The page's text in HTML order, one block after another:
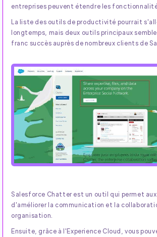
entreprises peuvent étendre les
La liste des outils de productivité pourrait
longtemps, mais deux outils principaux
franc succès auprès de nombreux clients de
Salesforce Chatter est un outil qui permet
d'améliorer la communication et la
organisation.
Ensuite, grâce à l'Experience Cloud, vous